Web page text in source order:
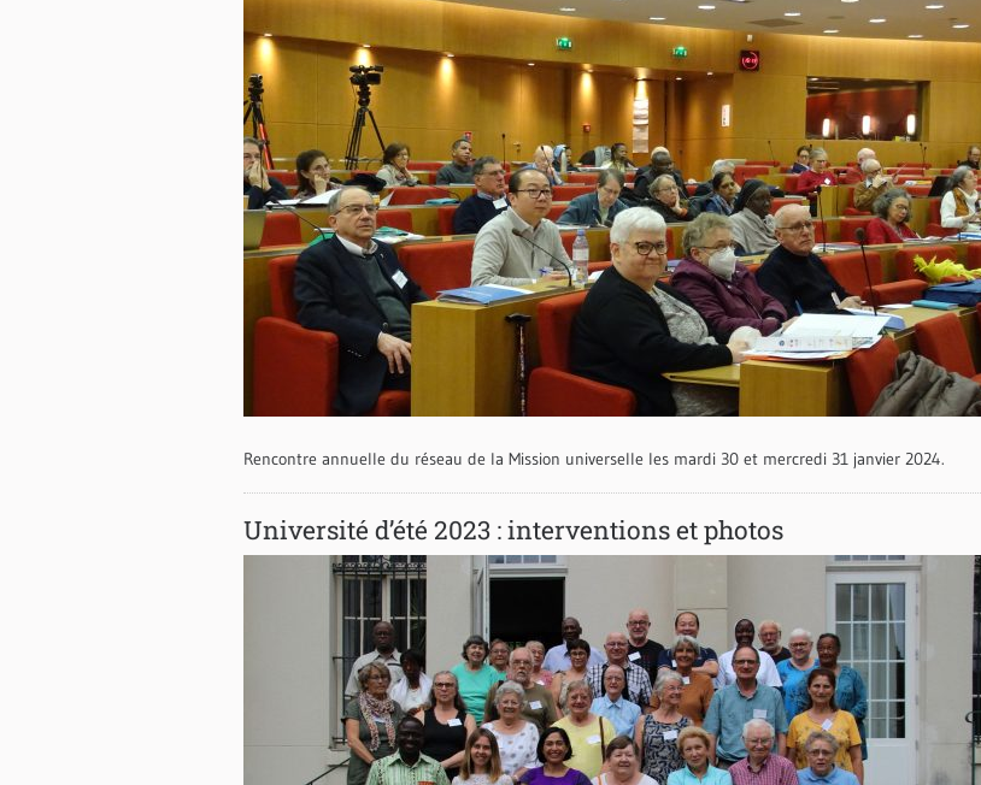
Rencontre annuelle du réseau de la Mission universelle les mardi 30 et mercredi 31 janvier 2024.
Université d’été 2023 : interventions et photos